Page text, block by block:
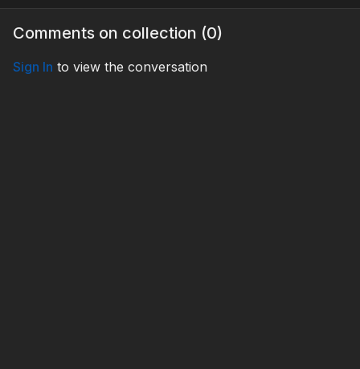
Comments on collection (0)
Sign In to view the conversation